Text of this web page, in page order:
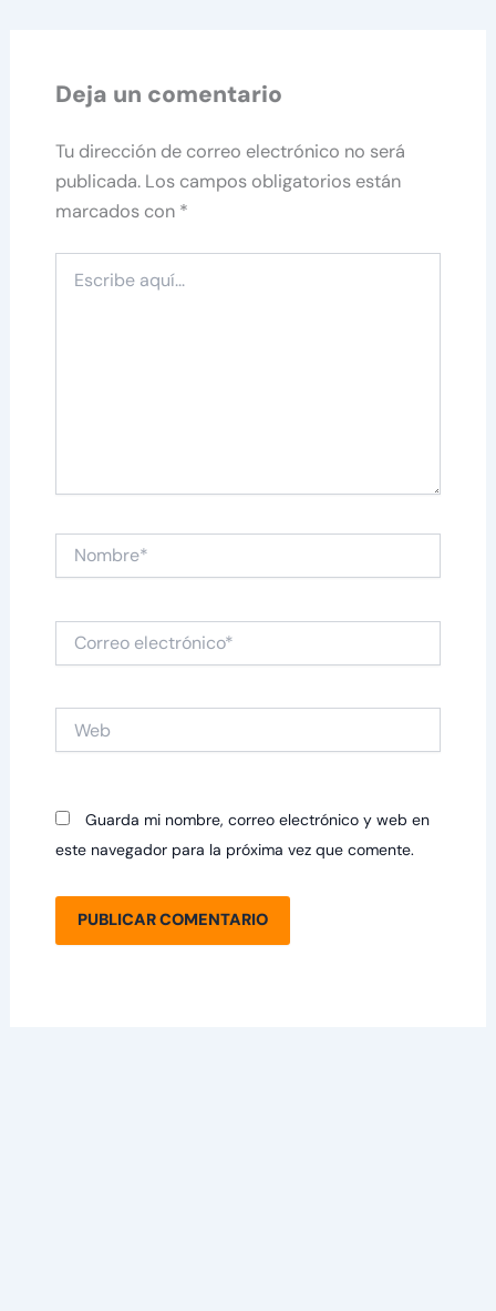
Deja un comentario
Tu dirección de correo electrónico no será
publicada. Los campos obligatorios están
marcados con *
aquí...
Nombre*
Correo
electrónico*
Guarda mi nombre, correo electrónico y web en
este navegador para la próxima vez que comente.